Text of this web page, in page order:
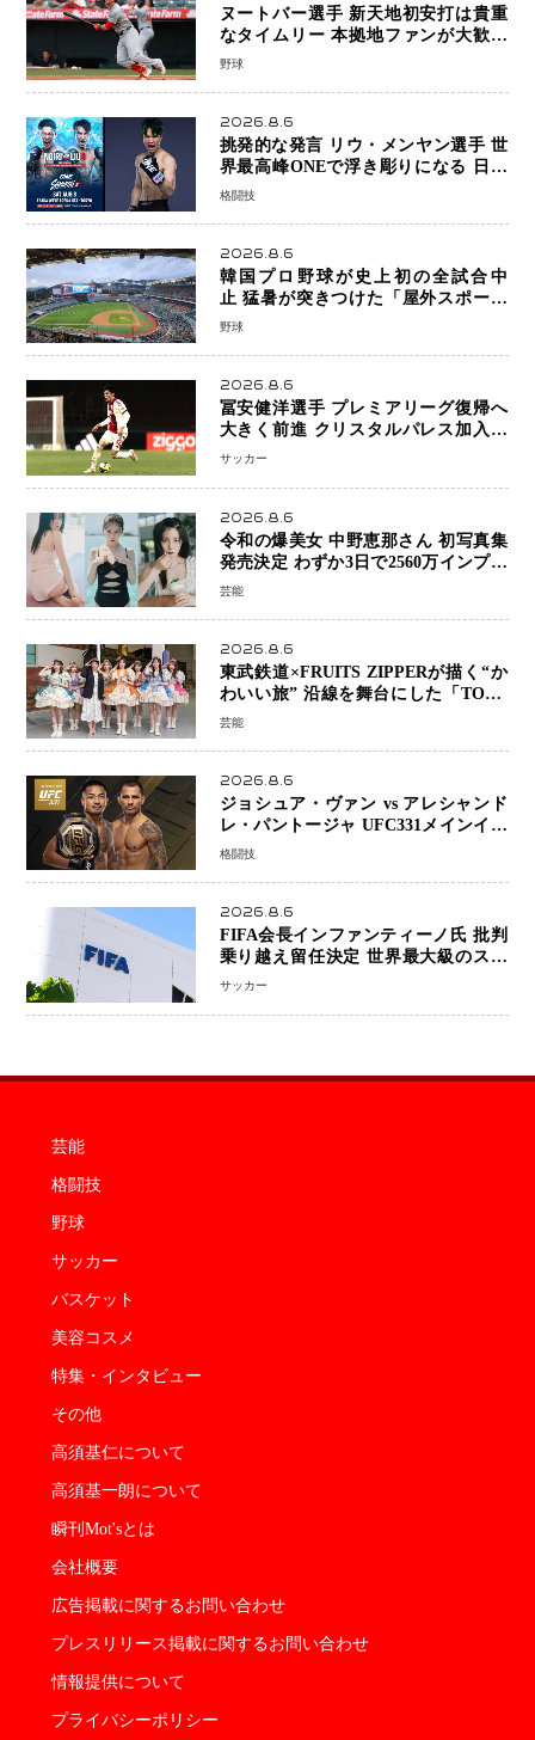
ヌートバー選手 新天地初安打は貴重
なタイムリー 本拠地ファンが大歓声
笑顔で歓喜
野球
2026.8.6
挑発的な発言 リウ・メンヤン選手 世
界最高峰ONEで浮き彫りになる 日本
キックボクシングが直面する“技術
格闘技
2026.8.6
韓国プロ野球が史上初の全試合中
止 猛暑が突きつけた「屋外スポーツ
の限界」 日本発のドーム型施設時代
野球
2026.8.6
冨安健洋選手 プレミアリーグ復帰へ
大きく前進 クリスタルパレス加入目
前 メディカルチェックも通過
サッカー
2026.8.6
令和の爆美女 中野恵那さん 初写真集
発売決定 わずか3日で2560万インプレ
ッションを記録した話題の美貌を凝縮
芸能
2026.8.6
東武鉄道×FRUITS ZIPPERが描く“か
わいい旅” 沿線を舞台にした「TOBU
KAWAII PROJECT」が開幕
芸能
2026.8.6
ジョシュア・ヴァン vs アレシャンド
レ・パントージャ UFC331メインイベ
ントで再戦決定 「完全決着」に世界
格闘技
2026.8.6
FIFA会長インファンティーノ氏 批判
乗り越え留任決定 世界最大級のスポ
ーツ組織を支える「権威」は揺るがず
サッカー
芸能
格闘技
野球
サッカー
バスケット
美容コスメ
特集・インタビュー
その他
高須基仁について
高須基一朗について
瞬刊Mot'sとは
会社概要
広告掲載に関するお問い合わせ
プレスリリース掲載に関するお問い合わせ
情報提供について
プライバシーポリシー